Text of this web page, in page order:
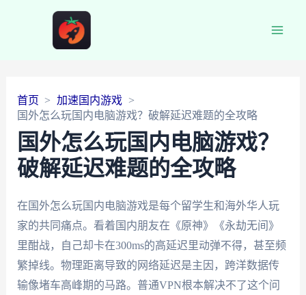
首页
加速国内游戏
国外怎么玩国内电脑游戏？破解延迟难题的全攻略
国外怎么玩国内电脑游戏？
破解延迟难题的全攻略
在国外怎么玩国内电脑游戏是每个留学生和海外华人玩
家的共同痛点。看着国内朋友在《原神》《永劫无间》
里酣战，自己却卡在300ms的高延迟里动弹不得，甚至频
繁掉线。物理距离导致的网络延迟是主因，跨洋数据传
输像堵车高峰期的马路。普通VPN根本解决不了这个问